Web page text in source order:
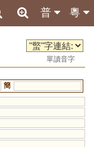
粵
普
單讀音字
簡